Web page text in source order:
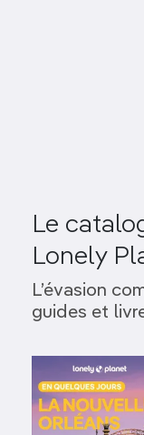
Le
Lonely
L’évasion
guides et